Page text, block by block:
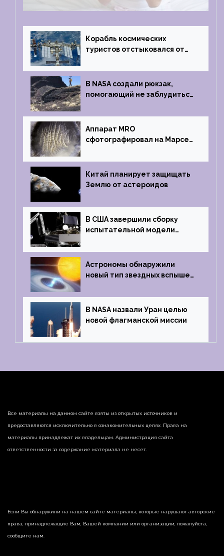
Корабль космических
туристов отстыковался от
на Землю
В NASA создали рюкзак,
помогающий не заблудиться
Аппарат MRO
сфотографировал на Марсе
на отпечаток пальца
Китай планирует защищать
Землю от астероидов
В США завершили сборку
испытательной модели
Griffin
Астрономы обнаружили
новый тип звездных вспышек
В NASA назвали Уран целью
новой флагманской миссии
Все материалы на данном сайте взяты из открытых источников и
предоставляются исключительно в ознакомительных целях. Права на
материалы принадлежат их владельцам. Администрация сайта
ответственности за содержание материала не несет.
Если Вы обнаружили на нашем сайте материалы, которые нарушают авторские
права, принадлежащие Вам, Вашей компании или организации, пожалуйста,
сообщите нам.